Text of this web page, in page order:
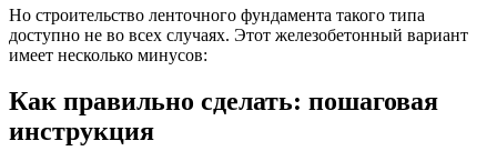
Но строительство ленточного фундамента такого типа
доступно не во всех случаях. Этот железобетонный вариант
имеет несколько минусов:
Как правильно сделать: пошаговая
инструкция